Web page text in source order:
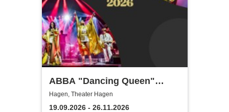
ABBA "Dancing Queen"
Show 2026
Hagen, Theater Hagen
19.09.2026 - 26.11.2026